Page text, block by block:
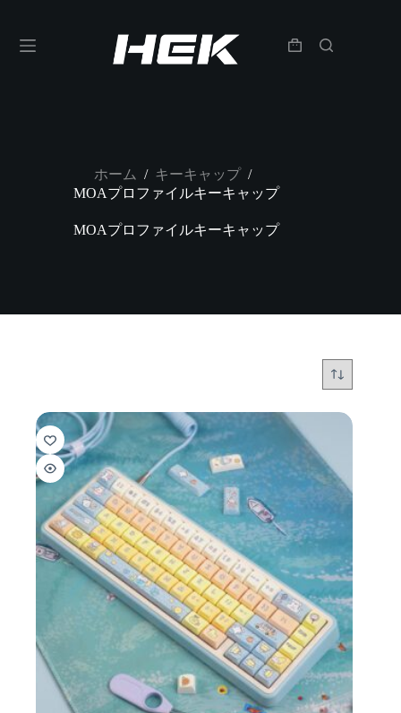
ホーム / キーキャップ /
MOAプロファイルキーキャップ
MOAプロファイルキーキャップ